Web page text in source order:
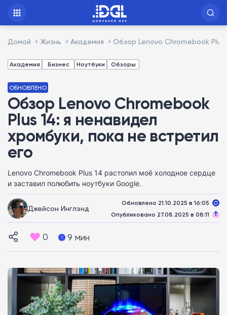
Домой Жизнь Академия Обзор Lenovo Chromebook Plus
Академия Бизнес Ноутбуки Обзоры
ОБНОВЛЕНО
Обзор Lenovo Chromebook
Plus 14: я ненавидел
хромбуки, пока не встретил
его
Lenovo Chromebook Plus 14 растопил моё холодное сердце
и заставил полюбить ноутбуки Google.
Джейсон Инглэнд
Обновлено 21.10.2025 в 16:05
Опубликовано 27.08.2025 в 08:11
0 9 мин